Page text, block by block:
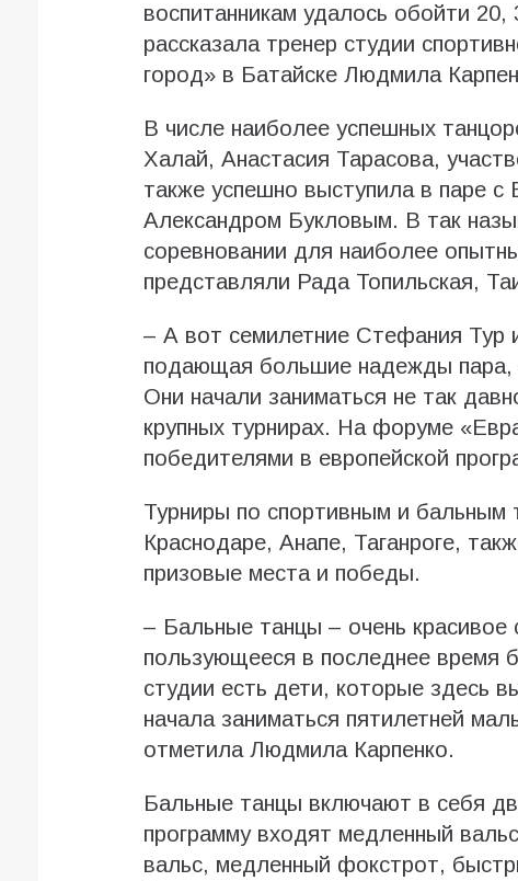
воспитанникам удалось обойти
рассказала тренер студии
город» в Батайске Людмила
В числе наиболее успешных
Халай, Анастасия Тарасова,
также успешно выступила в паре
Александром Букловым. В так
соревновании для наиболее
представляли Рада Топильская,
– А вот семилетние Стефания Тур
подающая большие надежды
Они начали заниматься не так
крупных турнирах. На форуме
победителями в европейской
Турниры по спортивным и бальным
Краснодаре, Анапе, Таганроге,
призовые места и победы.
– Бальные танцы – очень красивое
пользующееся в последнее время
студии есть дети, которые здесь
начала заниматься пятилетней
отметила Людмила Карпенко.
Бальные танцы включают в себя
программу входят медленный
вальс, медленный фокстрот,